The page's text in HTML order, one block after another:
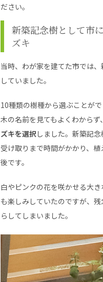
ださい。
新築記念樹として市
ズキ
当時、わが家を建てた市では
していました。
10種類の樹種から選ぶことが
木の名前を見てもよくわからず、
ズキを選択しました。新築記
受け取りまで時間がかかり、
後です。
白やピンクの花を咲かせる大
も楽しみしていたのですが、
らしてしまいました。